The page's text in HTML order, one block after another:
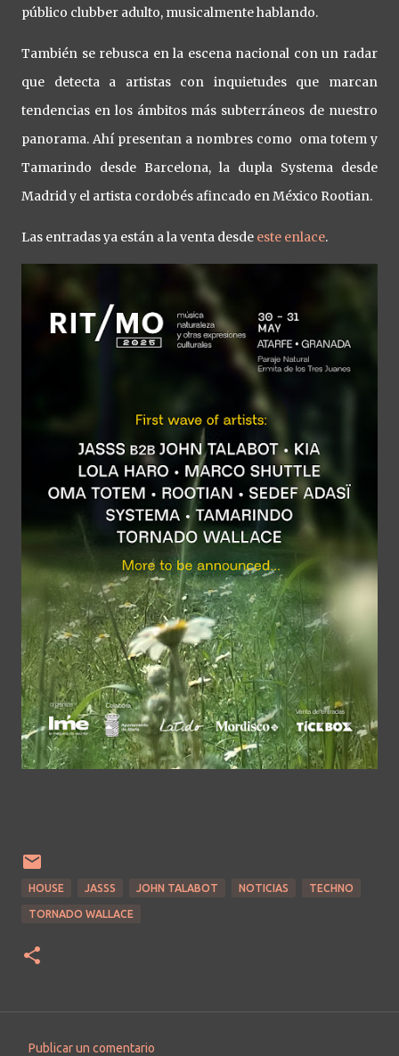
público clubber adulto, musicalmente hablando.
También se rebusca en la escena nacional con un radar
que detecta a artistas con inquietudes que marcan
tendencias en los ámbitos más subterráneos de nuestro
panorama. Ahí presentan a nombres como oma totem y
Tamarindo desde Barcelona, la dupla Systema desde
Madrid y el artista cordobés afincado en México Rootian.
Las entradas ya están a la venta desde este enlace.
HOUSE JASSS JOHN TALABOT NOTICIAS TECHNO
TORNADO WALLACE
Publicar un comentario